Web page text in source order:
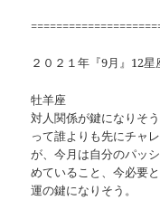
２０２１年『9月』12星
牡羊座
対人関係が鍵になりそ
って誰よりも先にチャ
が、今月は自分のパッ
めていること、今必要
運の鍵になりそう。